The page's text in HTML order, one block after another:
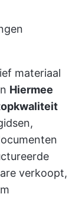
materiaal
Hiermee
verkoopt,